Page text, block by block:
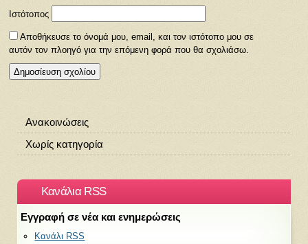
Ιστότοπος
Αποθήκευσε το όνομά μου, email, και τον ιστότοπο μου σε
αυτόν τον πλοηγό για την επόμενη φορά που θα σχολιάσω.
Ανακοινώσεις
Χωρίς κατηγορία
Κανάλια RSS
Εγγραφή σε νέα και ενημερώσεις
Κανάλι RSS